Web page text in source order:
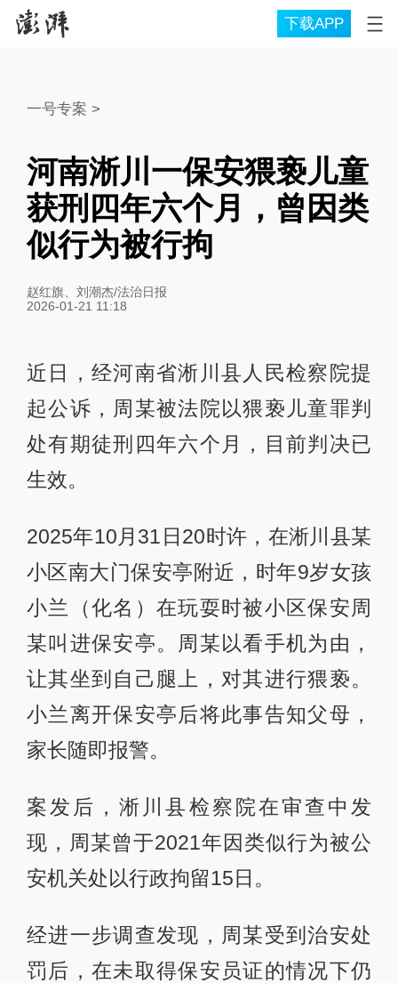
下载APP
一号专案 >
河南淅川一保安猥亵儿童
获刑四年六个月，曾因类
似行为被行拘
赵红旗、刘潮杰/法治日报
2026-01-21 11:18
近日，经河南省淅川县人民检察院提
起公诉，周某被法院以猥亵儿童罪判
处有期徒刑四年六个月，目前判决已
生效。
2025年10月31日20时许，在淅川县某
小区南大门保安亭附近，时年9岁女孩
小兰（化名）在玩耍时被小区保安周
某叫进保安亭。周某以看手机为由，
让其坐到自己腿上，对其进行猥亵。
小兰离开保安亭后将此事告知父母，
家长随即报警。
案发后，淅川县检察院在审查中发
现，周某曾于2021年因类似行为被公
安机关处以行政拘留15日。
经进一步调查发现，周某受到治安处
罚后，在未取得保安员证的情况下仍